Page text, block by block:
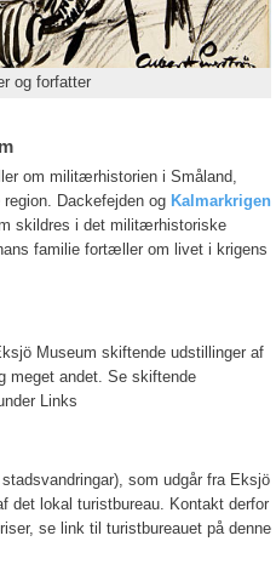
og forfatter
om militærhistorien i Småland,
Dackefejden og Kalmarkrigen
skildres i det militærhistoriske
familie fortæller om livet i krigens
Museum skiftende udstillinger af
meget andet. Se skiftende
Links
som udgår fra Eksjö
det lokal turistbureau. Kontakt derfor
se link til turistbureauet på denne